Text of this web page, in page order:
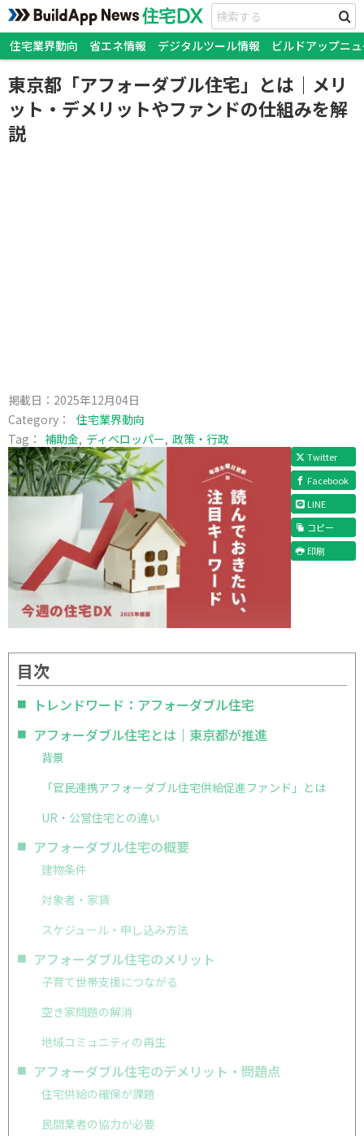
住宅業界動向 省エネ情報 デジタルツール情報 ビルドアップニ
東京都「アフォーダブル住宅」とは｜メリ
ット・デメリットやファンドの仕組みを解
説
掲載日： 2025年12月04日
Category：
住宅業界動向
Tag： 補助金 ディベロッパー 政策・行政
Twitter
Facebook
LINE
コピー
印刷
目次
トレンドワード：アフォーダブル住宅
アフォーダブル住宅とは｜東京都が推進
背景
「官民連携アフォーダブル住宅供給促進ファンド」とは
UR・公営住宅との違い
アフォーダブル住宅の概要
建物条件
対象者・家賃
スケジュール・申し込み方法
アフォーダブル住宅のメリット
子育て世帯支援につながる
空き家問題の解消
地域コミュニティの再生
アフォーダブル住宅のデメリット・問題点
住宅供給の確保が課題
民間業者の協力が必要